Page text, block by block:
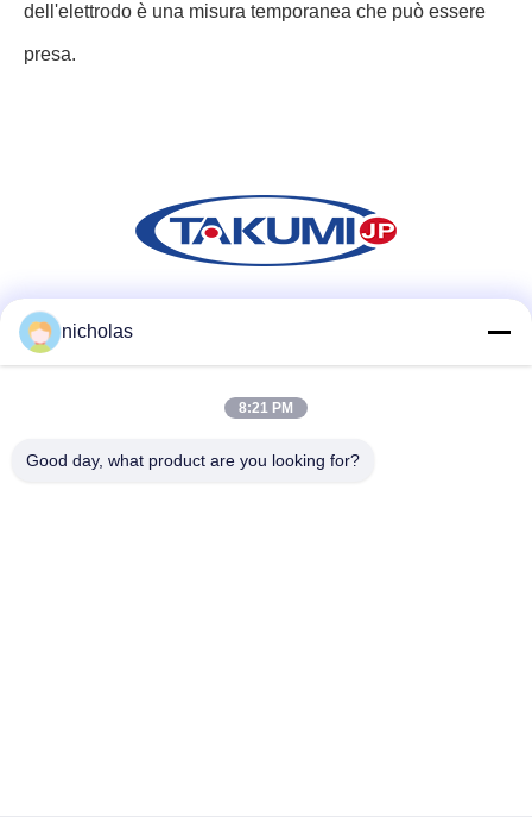
dell'elettrodo è una misura temporanea che può essere
presa.
nicholas
8:21 PM
Good day, what product are you looking for?